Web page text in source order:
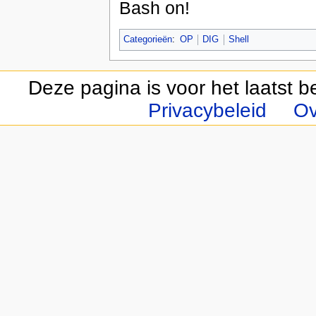
Bash on!
Categorieën: OP DIG Shell
Deze pagina is voor het laatst
Privacybeleid